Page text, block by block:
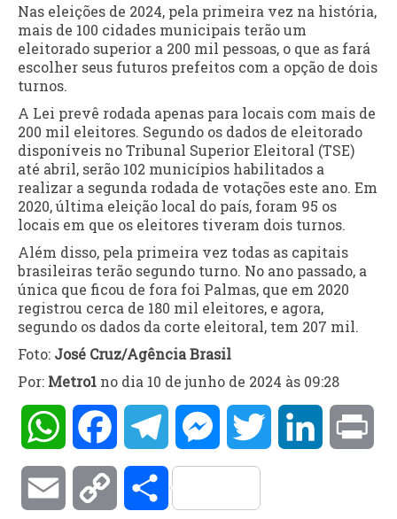
Nas eleições de 2024, pela primeira vez na história,
mais de 100 cidades municipais terão um
eleitorado superior a 200 mil pessoas, o que as fará
escolher seus futuros prefeitos com a opção de dois
turnos.
A Lei prevê rodada apenas para locais com mais de
200 mil eleitores. Segundo os dados de eleitorado
disponíveis no Tribunal Superior Eleitoral (TSE)
até abril, serão 102 municípios habilitados a
realizar a segunda rodada de votações este ano. Em
2020, última eleição local do país, foram 95 os
locais em que os eleitores tiveram dois turnos.
Além disso, pela primeira vez todas as capitais
brasileiras terão segundo turno. No ano passado, a
única que ficou de fora foi Palmas, que em 2020
registrou cerca de 180 mil eleitores, e agora,
segundo os dados da corte eleitoral, tem 207 mil.
Foto: José Cruz/Agência Brasil
Por: Metro1 no dia 10 de junho de 2024 às 09:28
WhatsAppFacebookTelegramMessengerTwitter LinkedIn
Email Copy Compartilhar